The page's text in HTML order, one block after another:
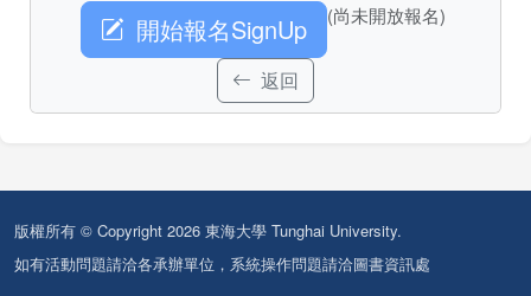
開始報名SignUp (尚未開放報名)
返回
版權所有 © Copyright 2026 東海大學 Tunghai University.
如有活動問題請洽各承辦單位，系統操作問題請洽圖書資訊處